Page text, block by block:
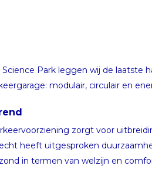
Park leggen wij de laatste
modulair, circulair en
zorgt voor
heeft uitgesproken
in termen van welzijn en